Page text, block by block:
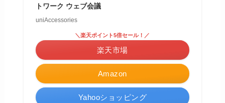
トワーク ウェブ会議
uniAccessories
Amazon
＼楽天ポイント5倍セール！／
楽天市場
Yahooショッピング